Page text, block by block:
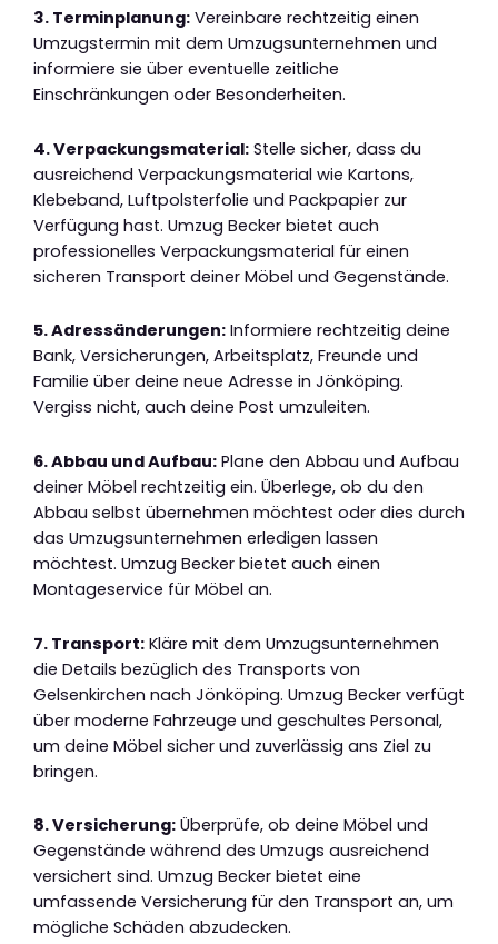
3. Terminplanung: Vereinbare rechtzeitig einen
Umzugstermin mit dem Umzugsunternehmen und
informiere sie über eventuelle zeitliche
Einschränkungen oder Besonderheiten.
4. Verpackungsmaterial: Stelle sicher, dass du
ausreichend Verpackungsmaterial wie Kartons,
Klebeband, Luftpolsterfolie und Packpapier zur
Verfügung hast. Umzug Becker bietet auch
professionelles Verpackungsmaterial für einen
sicheren Transport deiner Möbel und Gegenstände.
5. Adressänderungen: Informiere rechtzeitig deine
Bank, Versicherungen, Arbeitsplatz, Freunde und
Familie über deine neue Adresse in Jönköping.
Vergiss nicht, auch deine Post umzuleiten.
6. Abbau und Aufbau: Plane den Abbau und Aufbau
deiner Möbel rechtzeitig ein. Überlege, ob du den
Abbau selbst übernehmen möchtest oder dies durch
das Umzugsunternehmen erledigen lassen
möchtest. Umzug Becker bietet auch einen
Montageservice für Möbel an.
7. Transport: Kläre mit dem Umzugsunternehmen
die Details bezüglich des Transports von
Gelsenkirchen nach Jönköping. Umzug Becker verfügt
über moderne Fahrzeuge und geschultes Personal,
um deine Möbel sicher und zuverlässig ans Ziel zu
bringen.
8. Versicherung: Überprüfe, ob deine Möbel und
Gegenstände während des Umzugs ausreichend
versichert sind. Umzug Becker bietet eine
umfassende Versicherung für den Transport an, um
mögliche Schäden abzudecken.